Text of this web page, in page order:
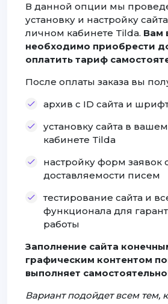
В данной опции мы
установку и настройку
личном кабинете Tilda. Вам
необходимо приобрести
оплатить тариф
После оплаты заказа вы
архив с ID сайта и
установку сайта в
кабинете Tilda
настройку форм заявок
доставляемости писем
тестирование сайта и
функционала для
работы
Заполнение сайта
графическим контентом
выполняет
Вариант подойдет всем тем,